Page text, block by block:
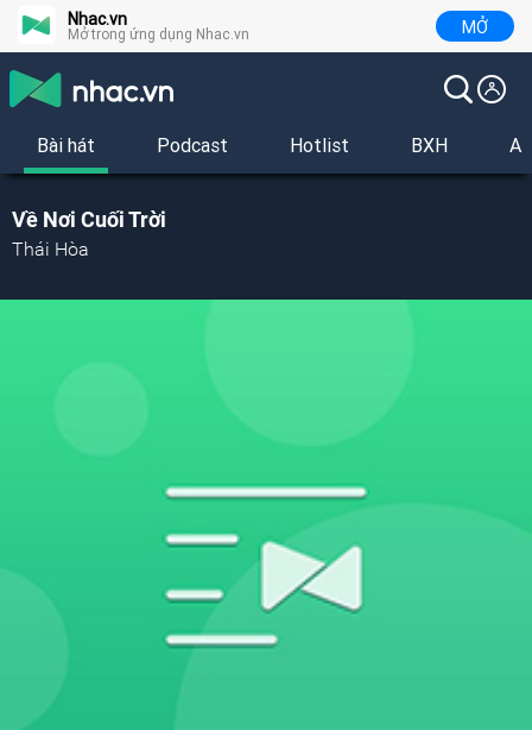
Nhac.vn
Mở trong ứng dụng Nhac.vn MỞ
Bài hát Podcast Hotlist BXH
Về Nơi Cuối Trời
Thái Hòa